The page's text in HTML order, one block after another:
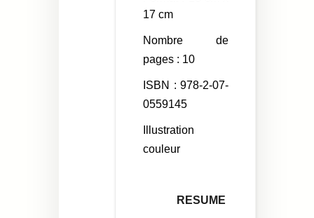
17 cm
Nombre de
pages : 10
ISBN : 978-2-07-
0559145
Illustration
couleur
RESUME